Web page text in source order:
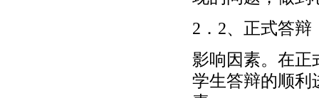
2．2、正式答辩
影响因素。在正
学生答辩的顺利